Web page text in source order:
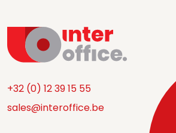
+32 (0) 12 39 15 55
sales@interoffice.be